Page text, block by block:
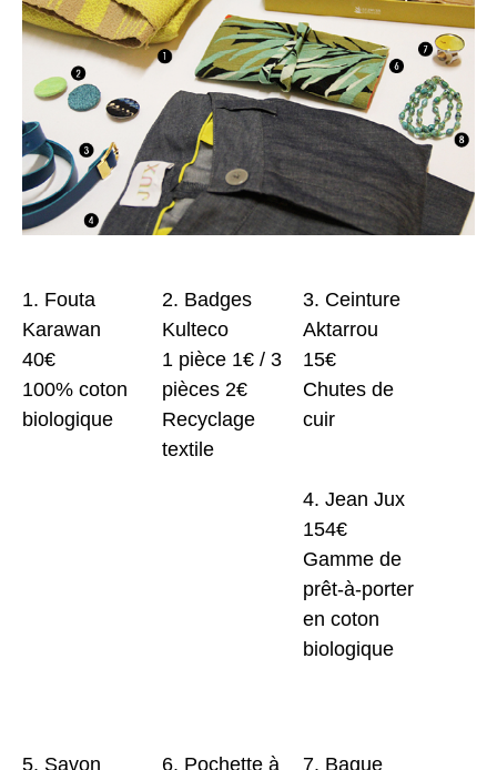
1. Fouta
Karawan
40€
100% coton
biologique
2. Badges
Kulteco
1 pièce 1€ / 3
pièces 2€
Recyclage
textile
3. Ceinture
Aktarrou
15€
Chutes de
cuir
4. Jean Jux
154€
Gamme de
prêt-à-porter
en coton
biologique
5. Savon 6. Pochette à 7. Bague